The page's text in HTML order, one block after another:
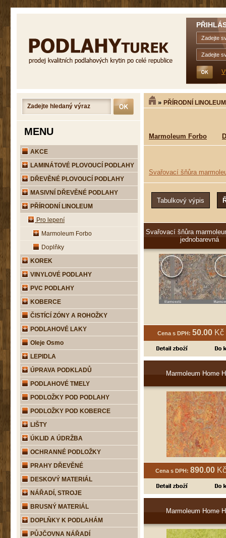
» PŘÍRODNÍ LINOLEUM
Marmoleum Forbo
Svařovací šňůra
Svařovací šňůra
jednobarevná
Cena s DPH: 50.00 Kč
Marmoleum Home
Cena s DPH: 890.00
Marmoleum Home
MENU
AKCE
LAMINÁTOVÉ PLOVOUCÍ PODLAHY
DŘEVĚNÉ PLOVOUCÍ PODLAHY
MASIVNÍ DŘEVĚNÉ PODLAHY
PŘÍRODNÍ LINOLEUM
Pro lepení
Marmoleum Forbo
Doplňky
KOREK
VINYLOVÉ PODLAHY
PVC PODLAHY
KOBERCE
ČISTÍCÍ ZÓNY A ROHOŽKY
PODLAHOVÉ LAKY
Oleje Osmo
LEPIDLA
ÚPRAVA PODKLADŮ
PODLAHOVÉ TMELY
PODLOŽKY POD PODLAHY
PODLOŽKY POD KOBERCE
LIŠTY
ÚKLID A ÚDRŽBA
OCHRANNÉ PODLOŽKY
PRAHY DŘEVĚNÉ
DESKOVÝ MATERIÁL
NÁŘADÍ, STROJE
BRUSNÝ MATERIÁL
DOPLŇKY K PODLAHÁM
PŮJČOVNA NÁŘADÍ